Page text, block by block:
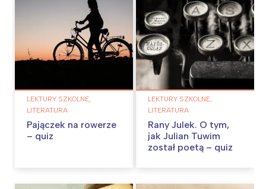
LEKTURY SZKOLNE,
LITERATURA
Pajączek na rowerze
– quiz
LEKTURY SZKOLNE,
LITERATURA
Rany Julek. O tym,
jak Julian Tuwim
został poetą – quiz